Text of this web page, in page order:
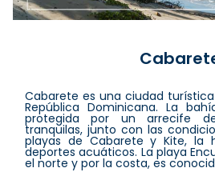
Cabarete es una ciudad
República Dominicana. La
protegida por un arrecife
tranquilas, junto con las
playas de Cabarete y Kite, la
deportes acuáticos. La playa
el norte y por la costa, es